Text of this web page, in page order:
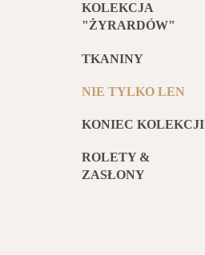
KOLEKCJA
"ŻYRARDÓW"
TKANINY
NIE TYLKO LEN
KONIEC KOLEKCJI
ROLETY &
ZASŁONY